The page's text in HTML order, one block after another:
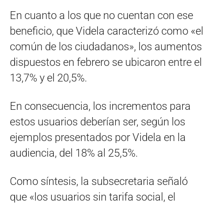
En cuanto a los que no cuentan con ese
beneficio, que Videla caracterizó como «el
común de los ciudadanos», los aumentos
dispuestos en febrero se ubicaron entre el
13,7% y el 20,5%.
En consecuencia, los incrementos para
estos usuarios deberían ser, según los
ejemplos presentados por Videla en la
audiencia, del 18% al 25,5%.
Como síntesis, la subsecretaria señaló
que «los usuarios sin tarifa social, el